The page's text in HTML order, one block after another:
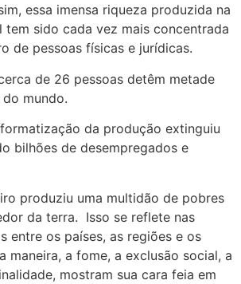
essa imensa riqueza produzida na
tem sido cada vez mais concentrada
de pessoas físicas e jurídicas.
de 26 pessoas detêm metade
mundo.
da produção extinguiu
bilhões de desempregados e
produziu uma multidão de pobres
da terra. Isso se reflete nas
entre os países, as regiões e os
maneira, a fome, a exclusão social, a
mostram sua cara feia em